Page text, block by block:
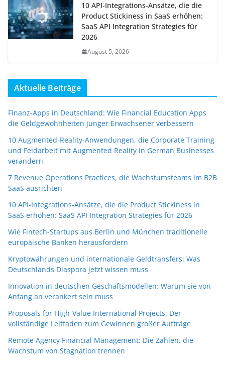
10 API-Integrations-Ansätze, die die
Product Stickiness in SaaS erhöhen:
SaaS API Integration Strategies für
2026
August 5, 2026
Aktuelle Beiträge
Finanz-Apps in Deutschland: Wie Financial Education Apps
die Geldgewohnheiten junger Erwachsener verbessern
10 Augmented-Reality-Anwendungen, die Corporate Training
und Feldarbeit mit Augmented Reality in German Businesses
verändern
7 Revenue Operations Practices, die Wachstumsteams im B2B
SaaS ausrichten
10 API-Integrations-Ansätze, die die Product Stickiness in
SaaS erhöhen: SaaS API Integration Strategies für 2026
Wie Fintech-Startups aus Berlin und München traditionelle
europäische Banken herausfordern
Kryptowährungen und internationale Geldtransfers: Was
Deutschlands Diaspora jetzt wissen muss
Innovation in deutschen Geschäftsmodellen: Warum sie von
Anfang an verankert sein muss
Proposals for High-Value International Projects: Der
vollständige Leitfaden zum Gewinnen großer Aufträge
Remote Agency Financial Management: Die Zahlen, die
Wachstum von Stagnation trennen